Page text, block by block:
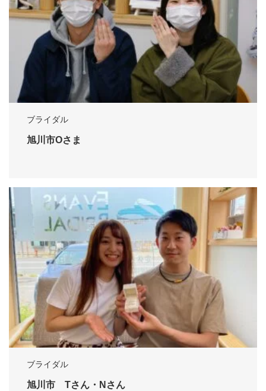
ブライダル
旭川市Oさま
ブライダル
旭川市 Tさん・Nさん